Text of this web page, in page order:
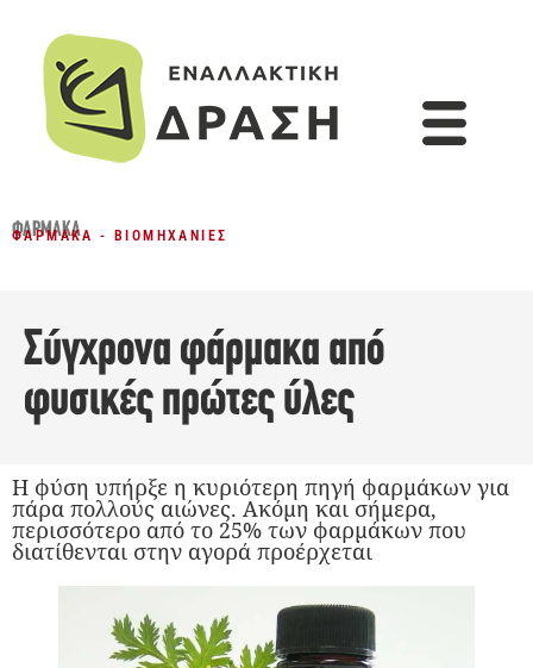
ΦΆΡΜΑΚΑ
ΦΆΡΜΑΚΑ - ΒΙΟΜΗΧΑΝΊΕΣ
Σύγχρονα φάρμακα από
φυσικές πρώτες ύλες
Η φύση υπήρξε η κυριότερη πηγή φαρμάκων για
πάρα πολλούς αιώνες. Ακόμη και σήμερα,
περισσότερο από το 25% των φαρμάκων που
διατίθενται στην αγορά προέρχεται